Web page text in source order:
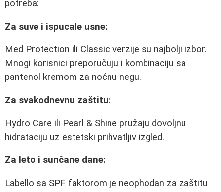
potreba:
Za suve i ispucale usne:
Med Protection ili Classic verzije su najbolji izbor.
Mnogi korisnici preporučuju i kombinaciju sa
pantenol kremom za noćnu negu.
Za svakodnevnu zaštitu:
Hydro Care ili Pearl & Shine pružaju dovoljnu
hidrataciju uz estetski prihvatljiv izgled.
Za leto i sunčane dane:
Labello sa SPF faktorom je neophodan za zaštitu